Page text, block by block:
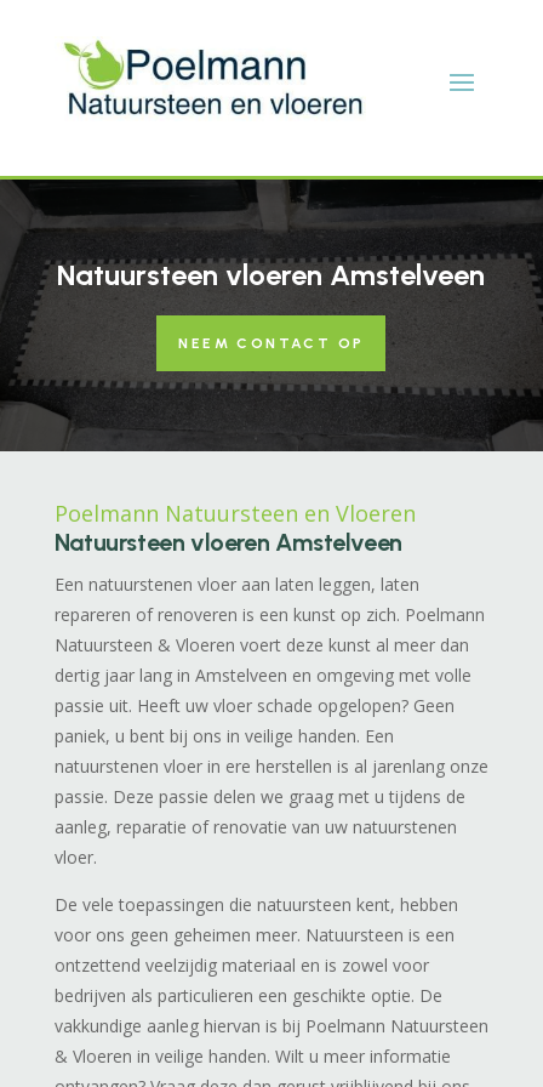
Natuursteen vloeren Amstelveen
NEEM CONTACT OP
Poelmann Natuursteen en Vloeren
Natuursteen vloeren Amstelveen
Een natuurstenen vloer aan laten leggen, laten
repareren of renoveren is een kunst op zich. Poelmann
Natuursteen & Vloeren voert deze kunst al meer dan
dertig jaar lang in Amstelveen en omgeving met volle
passie uit. Heeft uw vloer schade opgelopen? Geen
paniek, u bent bij ons in veilige handen. Een
natuurstenen vloer in ere herstellen is al jarenlang onze
passie. Deze passie delen we graag met u tijdens de
aanleg, reparatie of renovatie van uw natuurstenen
vloer.
De vele toepassingen die natuursteen kent, hebben
voor ons geen geheimen meer. Natuursteen is een
ontzettend veelzijdig materiaal en is zowel voor
bedrijven als particulieren een geschikte optie. De
vakkundige aanleg hiervan is bij Poelmann Natuursteen
& Vloeren in veilige handen. Wilt u meer informatie